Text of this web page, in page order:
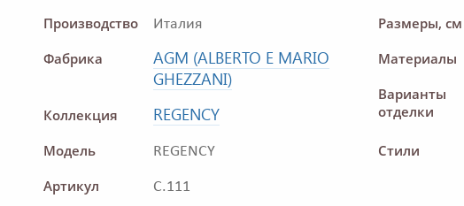
Производство Италия
Фабрика
AGM (ALBERTO E MARIO
GHEZZANI)
Коллекция REGENCY
Модель REGENCY
Артикул C.111
Размеры, см
Материалы
Варианты
отделки
Стили